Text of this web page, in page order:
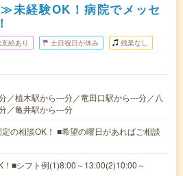
経験OK！病院でメッセ
給あり 土日祝日が休み 残業なし
／植木駅から---分／竜田口駅から---分／八
／亀井駅から---分
の相談OK！ ■希望の曜日があればご相談
！■シフト例(1)8:00～13:00(2)10:00～